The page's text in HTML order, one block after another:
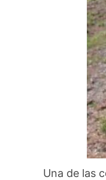
Una de las